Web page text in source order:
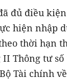
đủ điều
hiện nhập
thời hạn
Thông tư số
Tài chính